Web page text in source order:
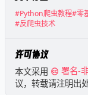
#Python爬虫教程#零
#反爬虫技术
许可协议
本文采用 署名-
议，转载请注明出处